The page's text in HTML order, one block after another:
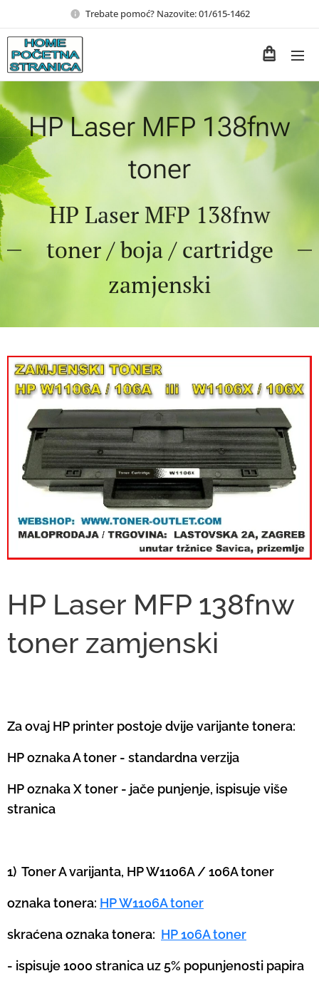
Trebate pomoć? Nazovite: 01/615-1462
HP Laser MFP 138fnw
toner
HP Laser MFP 138fnw
toner / boja / cartridge
zamjenski
HP Laser MFP 138fnw
toner zamjenski
Za ovaj HP printer postoje dvije varijante tonera:
HP oznaka A toner - standardna verzija
HP oznaka X toner - jače punjenje, ispisuje više
stranica
1) Toner A varijanta, HP W1106A / 106A toner
oznaka tonera: HP W1106A toner
skraćena oznaka tonera: HP 106A toner
- ispisuje 1000 stranica uz 5% popunjenosti papira